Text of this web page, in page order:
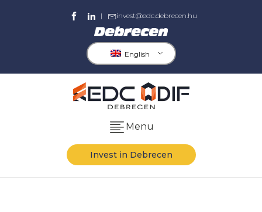
| invest@edc.debrecen.hu
English
Menu
Invest in Debrecen